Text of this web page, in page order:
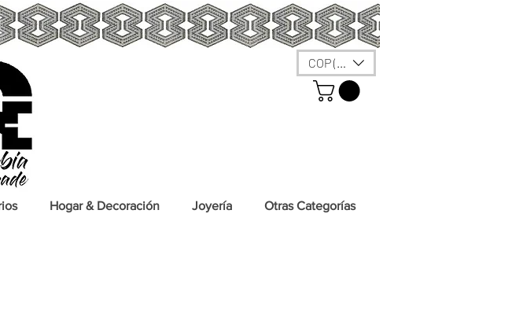
COP ($)
Hogar & Decoración Joyería Otras Categorías